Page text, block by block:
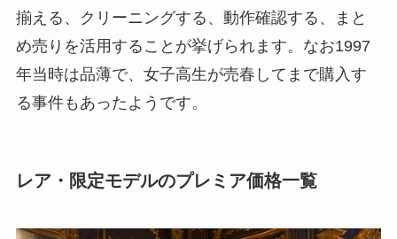
揃える、クリーニングする、動作確認する、まと
め売りを活用することが挙げられます。なお1997
年当時は品薄で、女子高生が売春してまで購入す
る事件もあったようです。
レア・限定モデルのプレミア価格一覧